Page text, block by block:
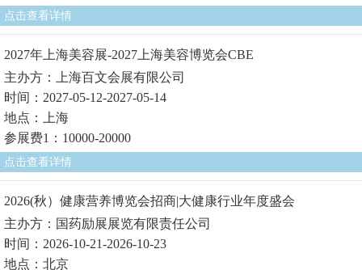
点击查看详情
2027年上海美容展-2027上海美容博览会CBE
主办方：上海百文会展有限公司
时间：2027-05-12-2027-05-14
地点：上海
参展费1：10000-20000
点击查看详情
2026(秋）健康营养博览会招商|大健康行业年度盛会
主办方：国药励展展览有限责任公司
时间：2026-10-21-2026-10-23
地点：北京